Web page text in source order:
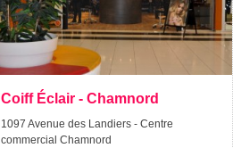
Coiff Éclair - Chamnord
1097 Avenue des Landiers - Centre
commercial Chamnord